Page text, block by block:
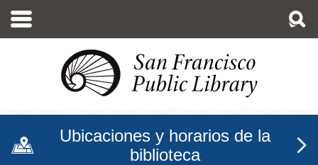
contenido
Ubicaciones y horarios de la
biblioteca